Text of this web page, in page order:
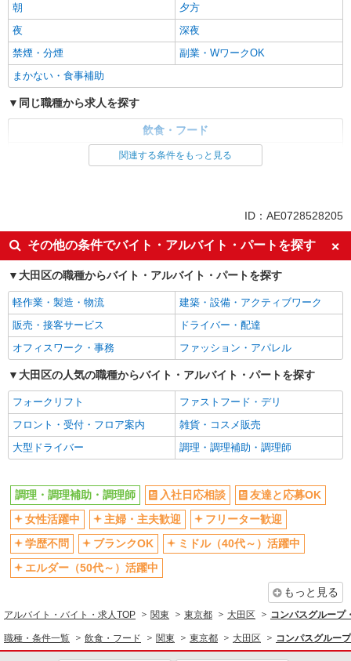
朝
夕方
夜
深夜
禁煙・分煙
副業・WワークOK
まかない・食事補助
同じ職種から求人を探す
飲食・フード
調理・調理補助・調理師
社会保険あり
社員登用あり
未経験歓迎
週2～3日勤務OK
短時間勤務（1日4h以内）OK
深夜
副業・WワークOK
まかない・食事補助
関連する条件をもっと見る
ID：AE0728528205
その他の条件でバイト・アルバイト・パートを探す
大田区の職種からバイト・アルバイト・パートを探す
軽作業・製造・物流
建築・設備・アクティブワーク
販売・接客サービス
ドライバー・配達
オフィスワーク・事務
ファッション・アパレル
大田区の人気の職種からバイト・アルバイト・パートを探す
フォークリフト
ファストフード・デリ
フロント・受付・フロア案内
雑貨・コスメ販売
大型ドライバー
調理・調理補助・調理師
調理・調理補助・調理師 入社日応相談
友達と応募OK
女性活躍中
主婦・主夫歓迎
フリーター歓迎
学歴不問
ブランクOK
ミドル（40代～）活躍中
エルダー（50代～）活躍中
もっと見る
アルバイト・バイト・求人TOP 関東 東京都 大田区 コンパスグルー
職種・条件一覧 飲食・フード 関東 東京都 大田区 コンパスグルー